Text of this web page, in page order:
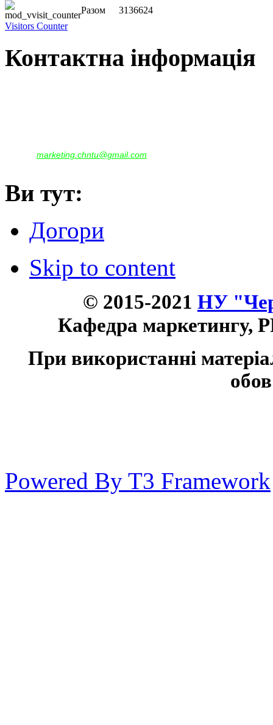
Разом
3136624
Visitors Counter
Контактна інформація
marketing.chntu@gmail.com
Ви тут:
Догори
Skip to content
© 2015-2021 НУ
Кафедра маркетингу,
При використанні
Powered By T3 Framework